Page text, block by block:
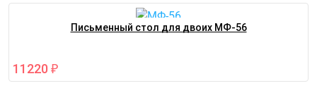
Письменный стол для двоих МФ-56
11220 ₽